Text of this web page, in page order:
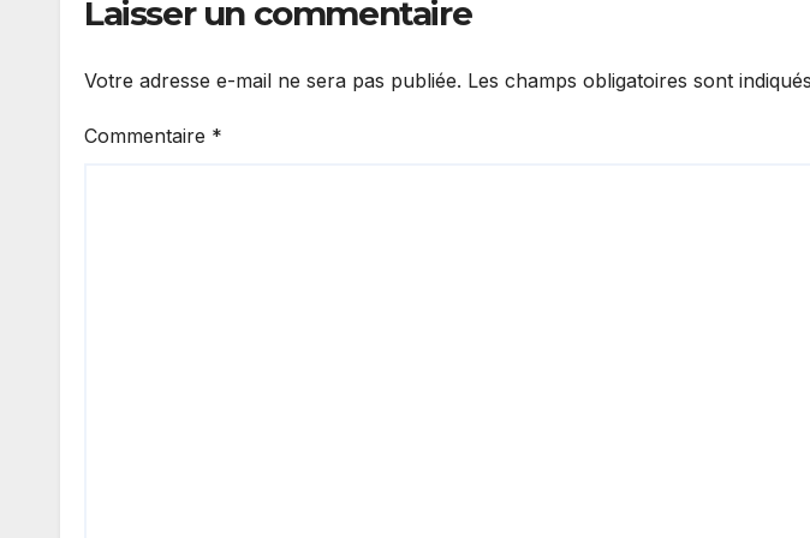
Laisser un commentaire
Votre adresse e-mail ne sera pas publiée. Les champs obligatoires sont
Commentaire *